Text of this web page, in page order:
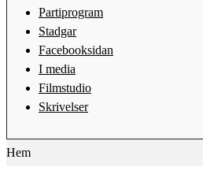
Partiprogram
Stadgar
Facebooksidan
I media
Filmstudio
Skrivelser
Hem